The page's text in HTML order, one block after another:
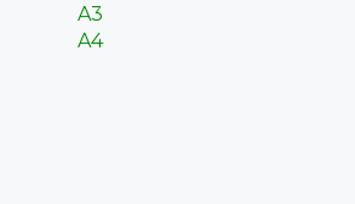
A3
A4